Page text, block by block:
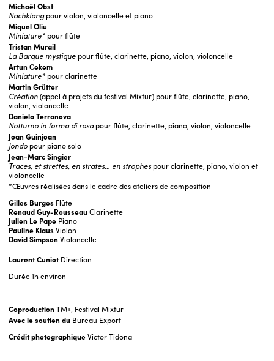
Michaël Obst
Nachklangpour violon, violoncelle et piano
Miquel Oliu
Miniature* pour flûte
Tristan Murail
La Barque mystique pour flûte, clarinette, piano, violon, violoncelle
Artun Cekem
Miniature* pour clarinette
Martin Grütter
Création(appel à projets du festival Mixtur) pour flûte, clarinette, piano,
violon, violoncelle
Daniela Terranova
Notturno in forma di rosapour flûte, clarinette, piano, violon, violoncelle
Joan Guinjoan
Jondo pour piano solo
Jean-Marc Singier
Traces, et strettes, en strates… en strophespour clarinette, piano, violon et
violoncelle
*Œuvres réalisées dans le cadre des ateliers de composition
Gilles Burgos Flûte
Renaud Guy-Rousseau Clarinette
Julien Le Pape Piano
Pauline KlausViolon
David Simpson Violoncelle
Laurent CuniotDirection
Durée1h environ
Coproduction TM+, Festival Mixtur
Avec le soutien du Bureau Export
Crédit photographiqueVictor Tidona